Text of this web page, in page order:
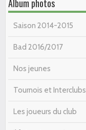
Album photos
Saison 2014-2015
Bad 2016/2017
Nos jeunes
Tournois et Interclubs
Les joueurs du club